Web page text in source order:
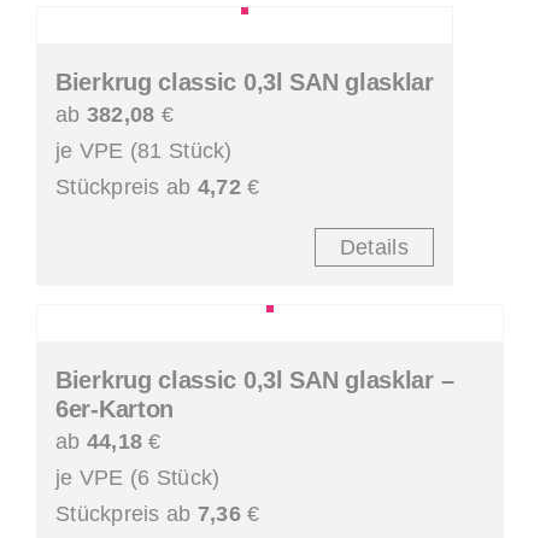
Bierkrug classic 0,3l SAN glasklar
ab 382,08 €
je VPE (81 Stück)
Stückpreis ab 4,72€
Details
Bierkrug classic 0,3l SAN glasklar –
6er-Karton
ab 44,18 €
je VPE (6 Stück)
Stückpreis ab 7,36€